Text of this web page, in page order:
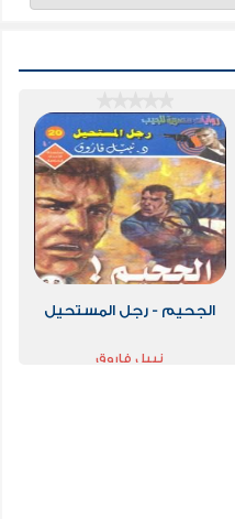
الجحيم - رجل المستحيل
نبيل فاروق